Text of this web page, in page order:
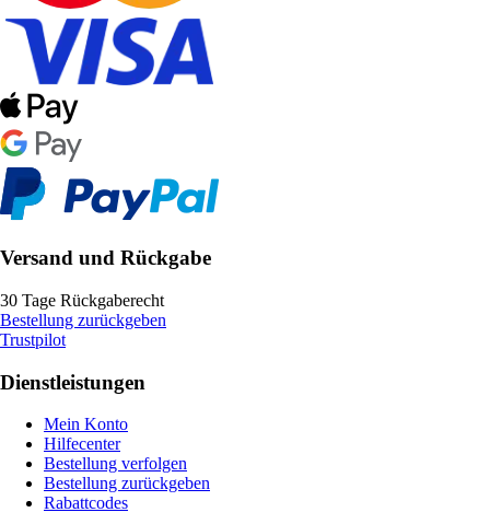
Versand und Rückgabe
30 Tage Rückgaberecht
Bestellung zurückgeben
Trustpilot
Dienstleistungen
Mein Konto
Hilfecenter
Bestellung verfolgen
Bestellung zurückgeben
Rabattcodes